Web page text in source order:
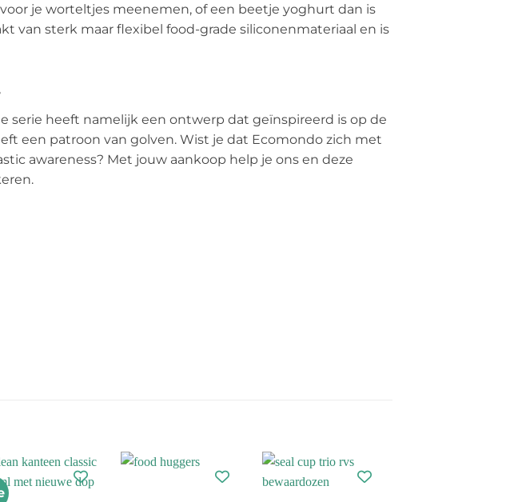
je worteltjes meenemen, of een beetje yoghurt dan is
van sterk maar flexibel food-grade siliconenmateriaal en is
serie heeft namelijk een ontwerp dat geïnspireerd is op de
een patroon van golven. Wist je dat Ecomondo zich met
awareness? Met jouw aankoop help je ons en deze